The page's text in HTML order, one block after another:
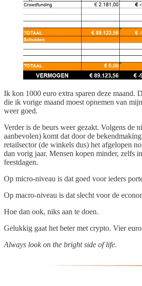
Ik kon 1000 euro extra sparen deze maand.
die ik vorige maand moest opnemen van
weer goed.
Verder is de beurs weer gezakt. Volgens de
aanbevolen) komt dat door de
retailsector (de winkels dus) het afgelopen
dan vorig jaar. Mensen kopen minder, zelfs
feestdagen.
Op micro-niveau is dat goed voor ieders
Op macro-niveau is dat slecht voor de
Hoe dan ook, niks aan te doen.
Gelukkig gaat het beter met crypto. Vier
Always look on the bright side of life.